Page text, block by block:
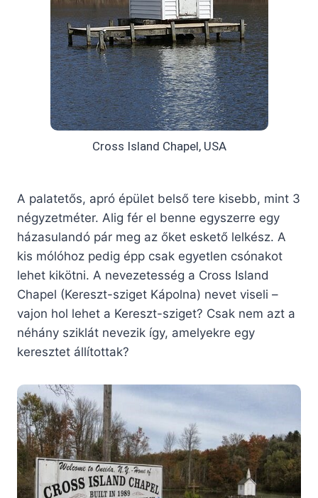
Cross Island Chapel, USA
A palatetős, apró épület belső tere kisebb, mint 3
négyzetméter. Alig fér el benne egyszerre egy
házasulandó pár meg az őket eskető lelkész. A
kis mólóhoz pedig épp csak egyetlen csónakot
lehet kikötni. A nevezetesség a Cross Island
Chapel (Kereszt-sziget Kápolna) nevet viseli –
vajon hol lehet a Kereszt-sziget? Csak nem azt a
néhány sziklát nevezik így, amelyekre egy
keresztet állítottak?